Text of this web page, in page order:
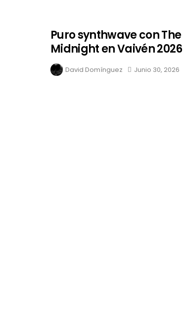
Puro synthwave con The
Midnight en Vaivén 2026
David Domínguez Junio 30, 2026